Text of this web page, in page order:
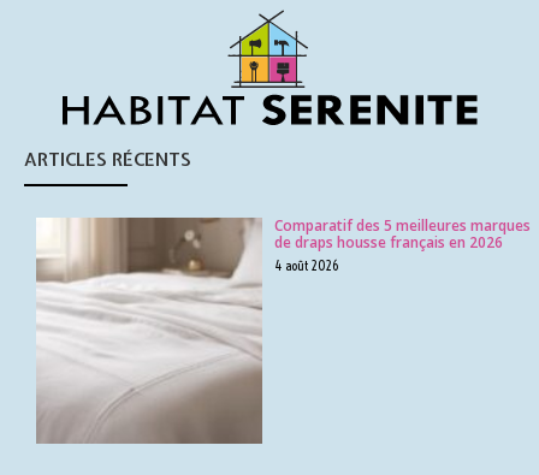
ARTICLES RÉCENTS
Comparatif des 5 meilleures marques
de draps housse français en 2026
4 août 2026